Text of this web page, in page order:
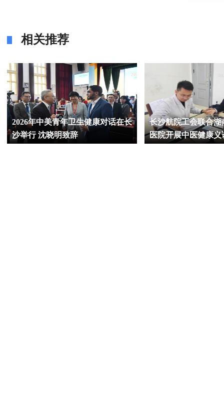
相关推荐
2026年中美青年卫生健康对话在长
沙举行 沈晓明致辞
长沙航院工会联合湖
医院开展中医健康义